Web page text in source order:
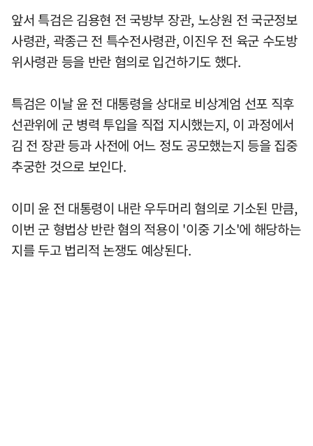
앞서 특검은 김용현 전 국방부 장관, 노상원 전 국군정보
사령관, 곽종근 전 특수전사령관, 이진우 전 육군 수도방
위사령관 등을 반란 혐의로 입건하기도 했다.
특검은 이날 윤 전 대통령을 상대로 비상계엄 선포 직후
선관위에 군 병력 투입을 직접 지시했는지, 이 과정에서
김 전 장관 등과 사전에 어느 정도 공모했는지 등을 집중
추궁한 것으로 보인다.
이미 윤 전 대통령이 내란 우두머리 혐의로 기소된 만큼,
이번 군 형법상 반란 혐의 적용이 '이중 기소'에 해당하는
지를 두고 법리적 논쟁도 예상된다.